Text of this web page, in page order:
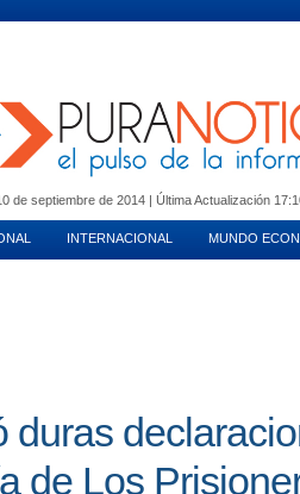
de septiembre de 2014 | Última Actualización
INTERNACIONAL MUNDO
duras
de Los